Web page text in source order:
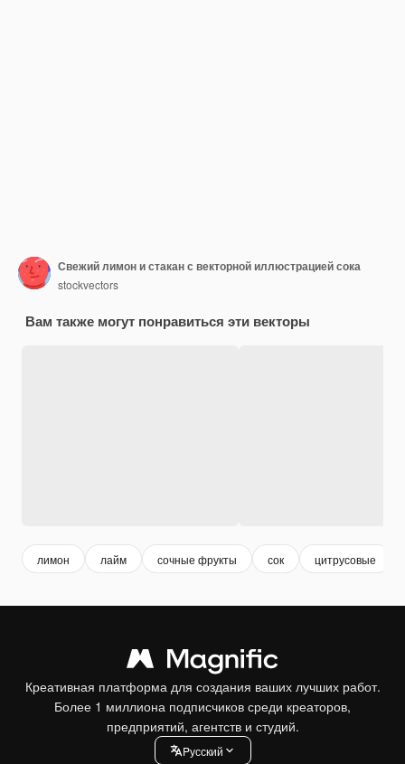
Свежий лимон и стакан с векторной иллюстрацией сока
stockvectors
Вам также могут понравиться эти векторы
лимон лайм сочные фрукты сок цитрусовые
Креативная платформа для создания ваших лучших работ.
Более 1 миллиона подписчиков среди креаторов,
предприятий, агентств и студий.
Pусский